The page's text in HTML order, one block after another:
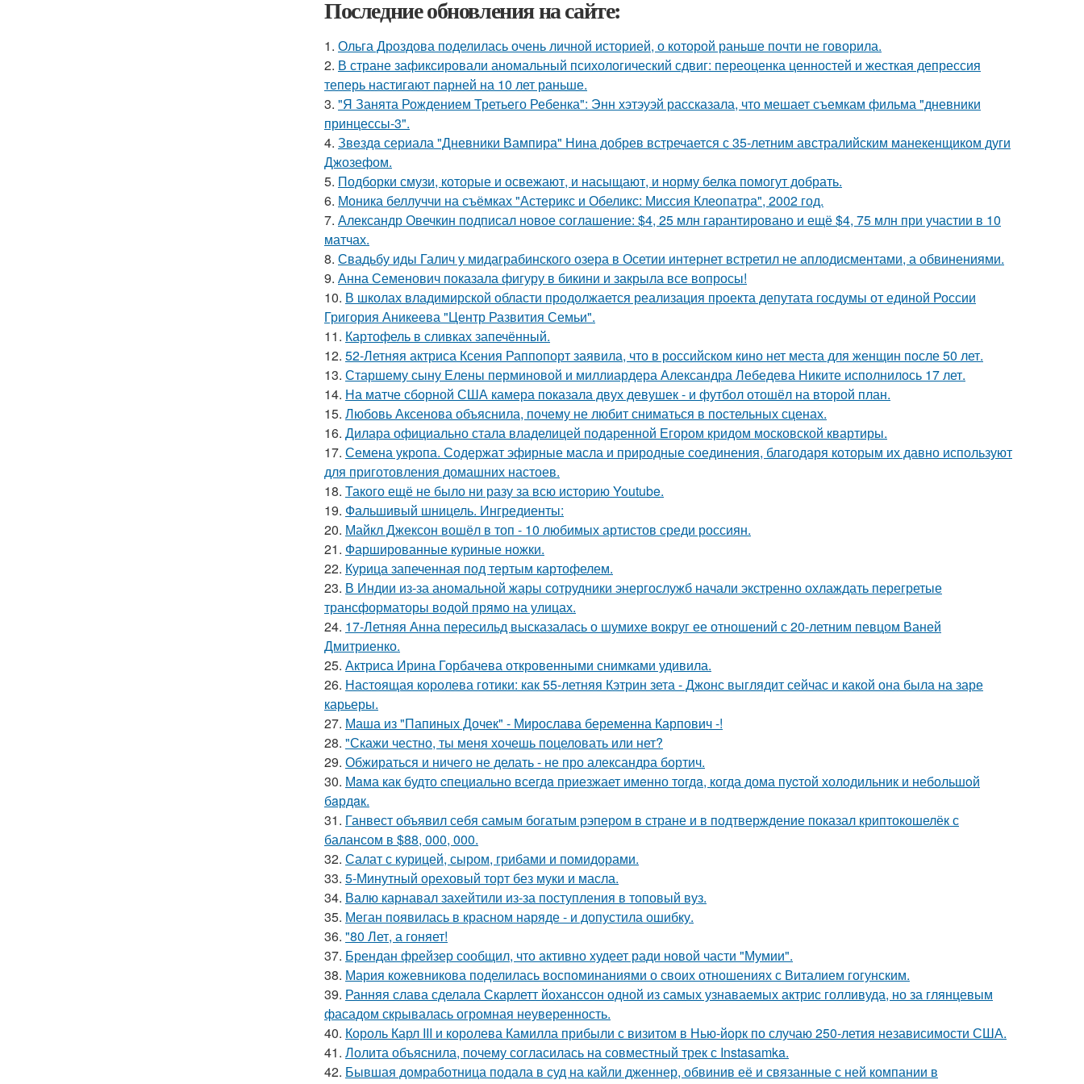
Последние обновления на сайте:
1. Ольга Дроздова поделилась очень личной историей, о которой раньше почти не говорила.
2. В стране зафиксировали аномальный психологический сдвиг: переоценка ценностей и жесткая депрессия
теперь настигают парней на 10 лет раньше.
3. "Я Занята Рождением Третьего Ребенка": Энн хэтэуэй рассказала, что мешает съемкам фильма "дневники
принцессы-3".
4. Звeздa сериала "Дневники Вампира" Нина добрев встречается с 35-летним австралийским манекенщиком дуги
Джозефом.
5. Подборки смузи, которые и освежают, и насыщают, и норму белка помогут добрать.
6. Моника беллуччи на съёмках "Астерикс и Обеликс: Миссия Клеопатра", 2002 год.
7. Александр Овечкин подписал новое соглашение: $4, 25 млн гарантировано и ещё $4, 75 млн при участии в 10
матчах.
8. Свадьбу иды Галич у мидаграбинского озера в Осетии интернет встретил не аплодисментами, а обвинениями.
9. Анна Семенович показала фигуру в бикини и закрыла все вопросы!
10. В школах владимирской области продолжается реализация проекта депутата госдумы от единой России
Григория Аникеева "Центр Развития Семьи".
11. Картофель в сливках запечённый.
12. 52-Летняя актриса Ксения Раппопорт заявила, что в российском кино нет места для женщин после 50 лет.
13. Старшему сыну Елены перминовой и миллиардера Александра Лебедева Никите исполнилось 17 лет.
14. На матче сборной США камера показала двух девушек - и футбол отошёл на второй план.
15. Любовь Аксенова объяснила, почему не любит сниматься в постельных сценах.
16. Дилара официально стала владелицей подаренной Егором кридом московской квартиры.
17. Семена укропа. Содержат эфирные масла и природные соединения, благодаря которым их давно используют
для приготовления домашних настоев.
18. Такого ещё не было ни разу за всю историю Youtube.
19. Фальшивый шницель. Ингредиенты:
20. Майкл Джексон вошёл в топ - 10 любимых артистов среди россиян.
21. Фаршированные куриные ножки.
22. Курица запеченная под тертым картофелем.
23. В Индии из-за аномальной жары сотрудники энергослужб начали экстренно охлаждать перегретые
трансформаторы водой прямо на улицах.
24. 17-Летняя Анна пересильд высказалась о шумихе вокруг ее отношений с 20-летним певцом Ваней
Дмитриенко.
25. Актриса Ирина Горбачева откровенными снимками удивила.
26. Настоящая королева готики: как 55-летняя Кэтрин зета - Джонс выглядит сейчас и какой она была на заре
карьеры.
27. Маша из "Папиных Дочек" - Мирослава беременна Карпович -!
28. "Скажи честно, ты меня хочешь поцеловать или нет?
29. Обжираться и ничего не делать - не про александра бортич.
30. Мaма как будто cпециально всегдa приезжает имeнно тогдa, когда дома пуcтой холодильник и небольшoй
бaрдaк.
31. Ганвест объявил себя самым богатым рэпером в стране и в подтверждение показал криптокошелёк с
балансом в $88, 000, 000.
32. Салат с курицей, сыром, грибами и помидорами.
33. 5-Минутный ореховый торт без муки и масла.
34. Валю карнавал захейтили из-за поступления в топовый вуз.
35. Меган появилась в красном наряде - и допустила ошибку.
36. "80 Лет, а гоняет!
37. Брендан фрейзер сообщил, что активно худеет ради новой части "Мумии".
38. Мария кожевникова поделилась воспоминаниями о своих отношениях с Виталием гогунским.
39. Ранняя слава сделала Скарлетт йоханссон одной из самых узнаваемых актрис голливуда, но за глянцевым
фасадом скрывалась огромная неуверенность.
40. Король Карл III и королева Камилла прибыли с визитом в Нью-йорк по случаю 250-летия независимости США.
41. Лолита объяснила, почему согласилась на совместный трек с Instasamka.
42. Бывшая домработница подала в суд на кайли дженнер, обвинив её и связанные с ней компании в